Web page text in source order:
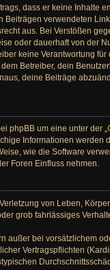
dass er keine Inhalte
verwendeten
aus. Bei Verstößen
oder dauerhaft von der
keine Verantwortung
Betreiber, dein
deine Beiträge
phpBB um eine unter der „
Informationen werden
wie die Software
Foren Einfluss nehmen.
von Leben,
grob fahrlässiges
außer bei vorsätzlichem
Vertragspflichten